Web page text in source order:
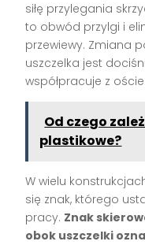
siłę przylegania
to obwód przylgi i
przewiewy. Zmiana
uszczelka jest
współpracuje z
Od czego
plastikowe?
W wielu
się znak, którego
pracy. Znak
obok uszczelki